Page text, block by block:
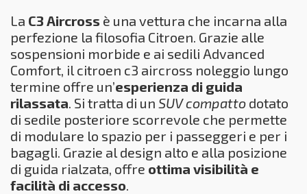
La C3 Aircross è una vettura che incarna alla
perfezione la filosofia Citroen. Grazie alle
sospensioni morbide e ai sedili Advanced
Comfort, il citroen c3 aircross noleggio lungo
termine offre un’esperienza di guida
rilassata. Si tratta di un SUV compatto dotato
di sedile posteriore scorrevole che permette
di modulare lo spazio per i passeggeri e per i
bagagli. Grazie al design alto e alla posizione
di guida rialzata, offre ottima visibilità e
facilità di accesso.